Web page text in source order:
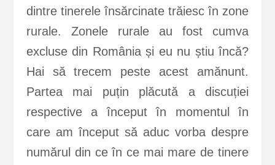
dintre tinerele însărcinate trăiesc în zone
rurale. Zonele rurale au fost cumva
excluse din România și eu nu știu încă?
Hai să trecem peste acest amănunt.
Partea mai puțin plăcută a discuției
respective a început în momentul în
care am început să aduc vorba despre
numărul din ce în ce mai mare de tinere